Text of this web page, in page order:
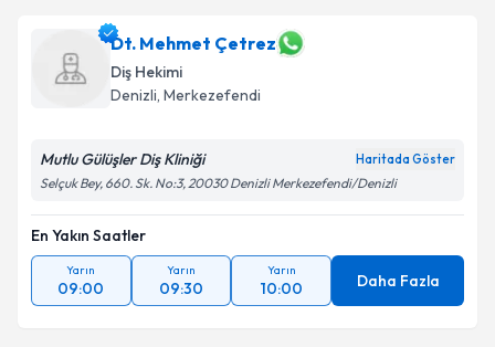
Dt. Mehmet Çetrez
Diş Hekimi
Denizli, Merkezefendi
Mutlu Gülüşler Diş Kliniği Haritada Göster
Selçuk Bey, 660. Sk. No:3, 20030 Denizli Merkezefendi/Denizli
En Yakın Saatler
Yarın
09:00
Yarın
09:30
Yarın
10:00 Daha Fazla